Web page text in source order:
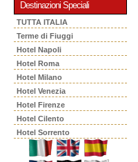
Destinazioni Speciali
TUTTA ITALIA
Terme di Fiuggi
Hotel Napoli
Hotel Roma
Hotel Milano
Hotel Venezia
Hotel Firenze
Hotel Cilento
Hotel Sorrento